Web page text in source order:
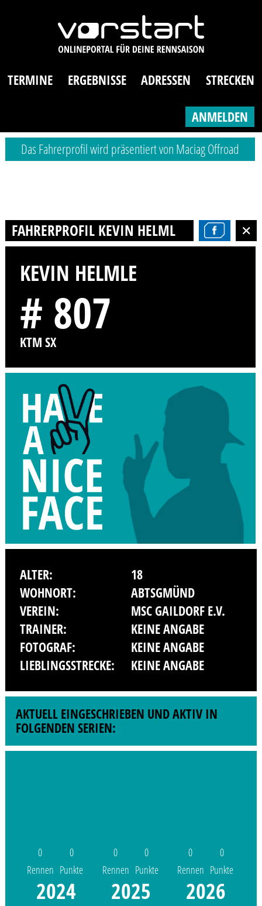
TERMINE ERGEBNISSE ADRESSEN STRECKEN
ANMELDEN
Das Fahrerprofil wird präsentiert von Maciag Offroad
FAHRERPROFIL KEVIN HELMLE
KEVIN HELMLE
# 807
KTM SX
ALTER:
18
WOHNORT:
ABTSGMÜND
VEREIN:
MSC GAILDORF E.V.
TRAINER:
KEINE ANGABE
FOTOGRAF:
KEINE ANGABE
LIEBLINGSSTRECKE:
KEINE ANGABE
AKTUELL EINGESCHRIEBEN UND AKTIV IN
FOLGENDEN SERIEN:
0
Rennen
0
Punkte
2024
0
Rennen
0
Punkte
2025
0
Rennen
0
Punkte
2026